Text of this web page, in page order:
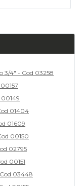
3/4" - Cod 03258
01404
01609
00150
02795
00151
03448